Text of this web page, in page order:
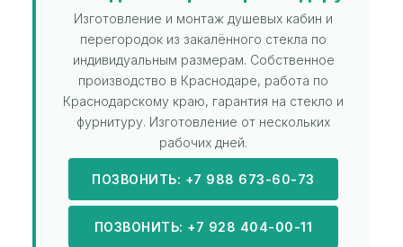
Изготовление и монтаж душевых кабин и
перегородок из закалённого стекла по
индивидуальным размерам. Собственное
производство в Краснодаре, работа по
Краснодарскому краю, гарантия на стекло и
фурнитуру. Изготовление от нескольких
рабочих дней.
ПОЗВОНИТЬ: +7 988 673-60-73
ПОЗВОНИТЬ: +7 928 404-00-11